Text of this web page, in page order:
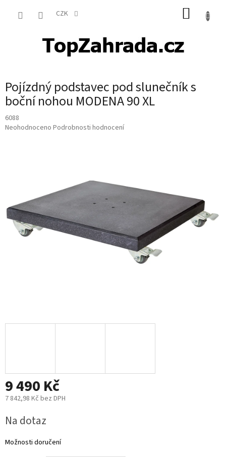
CZK
Pojízdný podstavec pod slunečník s
boční nohou MODENA 90 XL
6088
Průměrné
Neohodnoceno Podrobnosti hodnocení
9 490 Kč
7 842,98 Kč bez DPH
cena:
Na dotaz
Možnosti doručení